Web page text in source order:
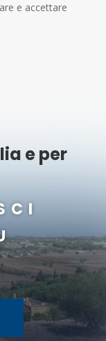
e accettare
e per